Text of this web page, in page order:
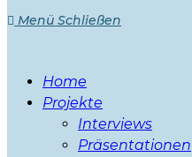
Menü Schließen
Home
Projekte
Interviews
Präsentationen